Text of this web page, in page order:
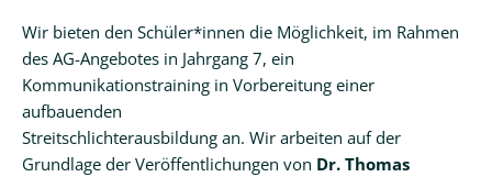
Talentschule
Talentschule
Wir bieten den Schüler*innen die Möglichkeit, im Rahmen
des AG-Angebotes in Jahrgang 7, ein
Kommunikationstraining in Vorbereitung einer
aufbauenden
Streitschlichterausbildung an. Wir arbeiten auf der
Grundlage der Veröffentlichungen von Dr. Thomas